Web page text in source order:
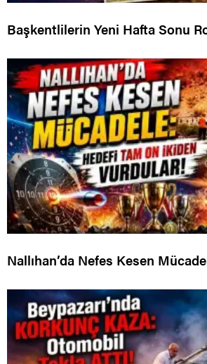
Başkentlilerin Yeni Hafta Sonu
Nallıhan’da Nefes Kesen